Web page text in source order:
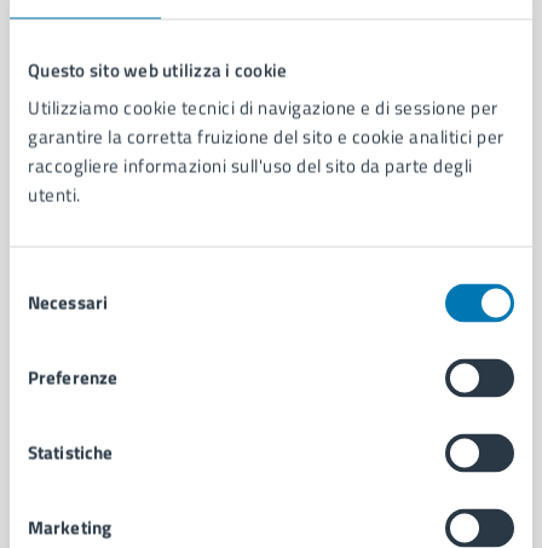
Questo sito web utilizza i cookie
Utilizziamo cookie tecnici di navigazione e di sessione per
garantire la corretta fruizione del sito e cookie analitici per
raccogliere informazioni sull'uso del sito da parte degli
utenti.
delNecessari
Preferenze
Statistiche
Marketing
Comune di Napoli
AMMINISTRAZIONE
Municipalità
Politici
Documenti e dati
Intranet, posta aziendale e protocollo